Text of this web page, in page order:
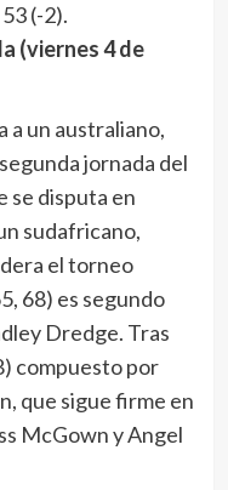
(-2).
(viernes 4 de
a un australiano,
jornada del
se disputa en
sudafricano,
el torneo
68) es segundo
Dredge. Tras
compuesto por
que sigue firme en
McGown y Angel